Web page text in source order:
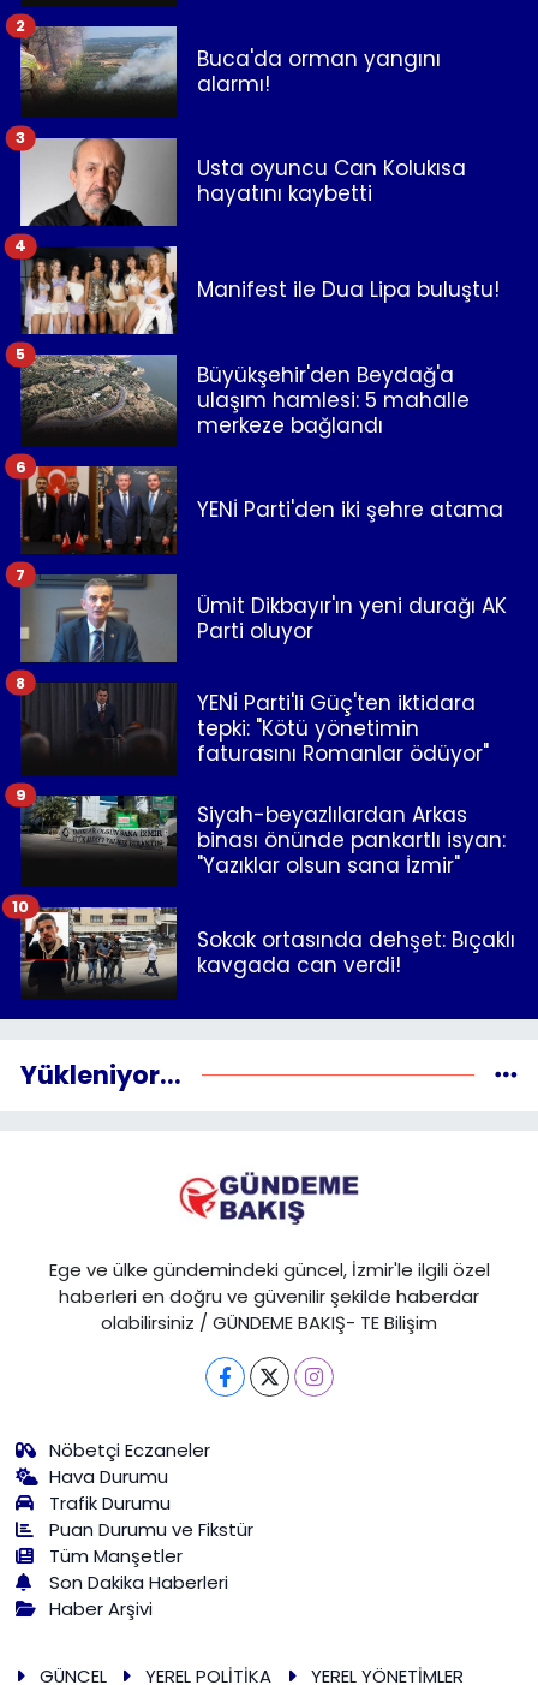
Buca'da orman yangını
alarmı!
2
Usta oyuncu Can Kolukısa
hayatını kaybetti
3
Manifest ile Dua Lipa buluştu!
4
Büyükşehir'den Beydağ'a
ulaşım hamlesi: 5 mahalle
merkeze bağlandı
5
YENİ Parti'den iki şehre atama
6
Ümit Dikbayır'ın yeni durağı AK
Parti oluyor
7
YENİ Parti'li Güç'ten iktidara
tepki: "Kötü yönetimin
faturasını Romanlar ödüyor"
8
Siyah-beyazlılardan Arkas
binası önünde pankartlı isyan:
"Yazıklar olsun sana İzmir"
9
Sokak ortasında dehşet: Bıçaklı
kavgada can verdi!
10
Yükleniyor...
Ege ve ülke gündemindeki güncel, İzmir'le ilgili özel
haberleri en doğru ve güvenilir şekilde haberdar
olabilirsiniz / GÜNDEME BAKIŞ- TE Bilişim
Nöbetçi Eczaneler
Hava Durumu
Trafik Durumu
Puan Durumu ve Fikstür
Tüm Manşetler
Son Dakika Haberleri
Haber Arşivi
GÜNCEL YEREL POLİTİKA YEREL YÖNETİMLER